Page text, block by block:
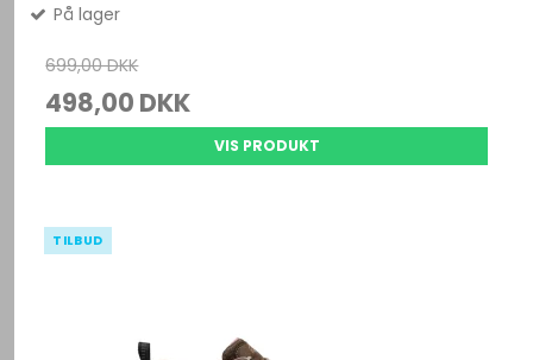
På lager
699,00 DKK
498,00 DKK
VIS PRODUKT
TILBUD